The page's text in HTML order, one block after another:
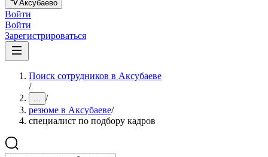
Аксубаево
Войти
Войти
Зарегистрироваться
Поиск сотрудников в Аксубаеве
/
... /
резюме в Аксубаеве/
специалист по подбору кадров